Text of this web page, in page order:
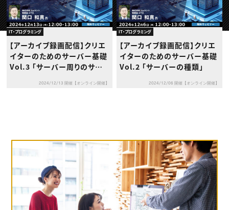
スキルアップしたい！ トップ
デザイン
プログラミング
動画配信・映像制作
編集・ライティング
マーケティング
ディレクション
業界解説・キャリア事情
お役立ち基礎知識
TOP Creator’s コラム
TOP Creator’s コラム トップ
Webクリエイター
アプリクリエイター
ゲームクリエイター
映像クリエイター
マーケッター
クリエイターインタビュー
セミナー
ニュース・トレンド
ニュース・トレンド トップ
プロフェッショナル×つながる×メディア
IT・プログラミング
【アーカイブ録画配信】クリエ
イターのためのサーバー基礎
Vol.3 「サーバー周りのサー
2024/12/13 開催【オンライン開催】
IT・プログラミング
【アーカイブ録画配信】クリエ
イターのためのサーバー基礎
Vol.2 「サーバーの種類」
2024/12/06 開催【オンライン開催】